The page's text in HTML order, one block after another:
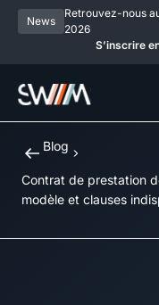
News
Retrouvez-nous
2026
S’inscrire
Blog
Contrat de prestation
modèle et clauses